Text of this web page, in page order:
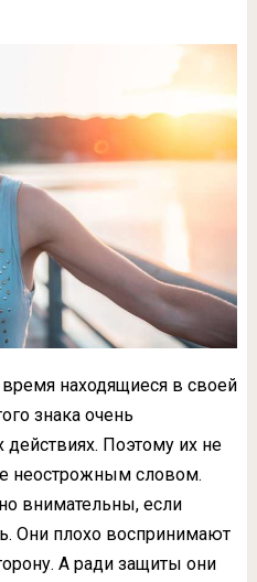
находящиеся в своей
знака очень
Поэтому их не
неострожным словом.
внимательны, если
Они плохо воспринимают
А ради защиты они